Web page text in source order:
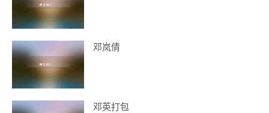
邓岚倩
邓英打包